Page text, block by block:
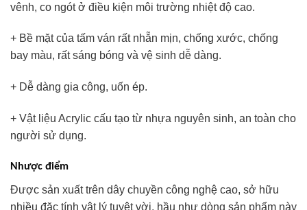
vênh, co ngót ở điều kiện môi trường nhiệt độ cao.
+ Bề mặt của tấm ván rất nhẵn mịn, chống xước, chống
bay màu, rất sáng bóng và vệ sinh dễ dàng.
+ Dễ dàng gia công, uốn ép.
+ Vật liệu Acrylic cấu tạo từ nhựa nguyên sinh, an toàn cho
người sử dụng.
Nhược điểm
Được sản xuất trên dây chuyền công nghệ cao, sở hữu
nhiều đặc tính vật lý tuyệt vời, hầu như dòng sản phẩm này